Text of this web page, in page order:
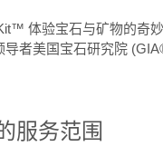
体验宝石与矿物的奇
者美国宝石研究院
服务范围